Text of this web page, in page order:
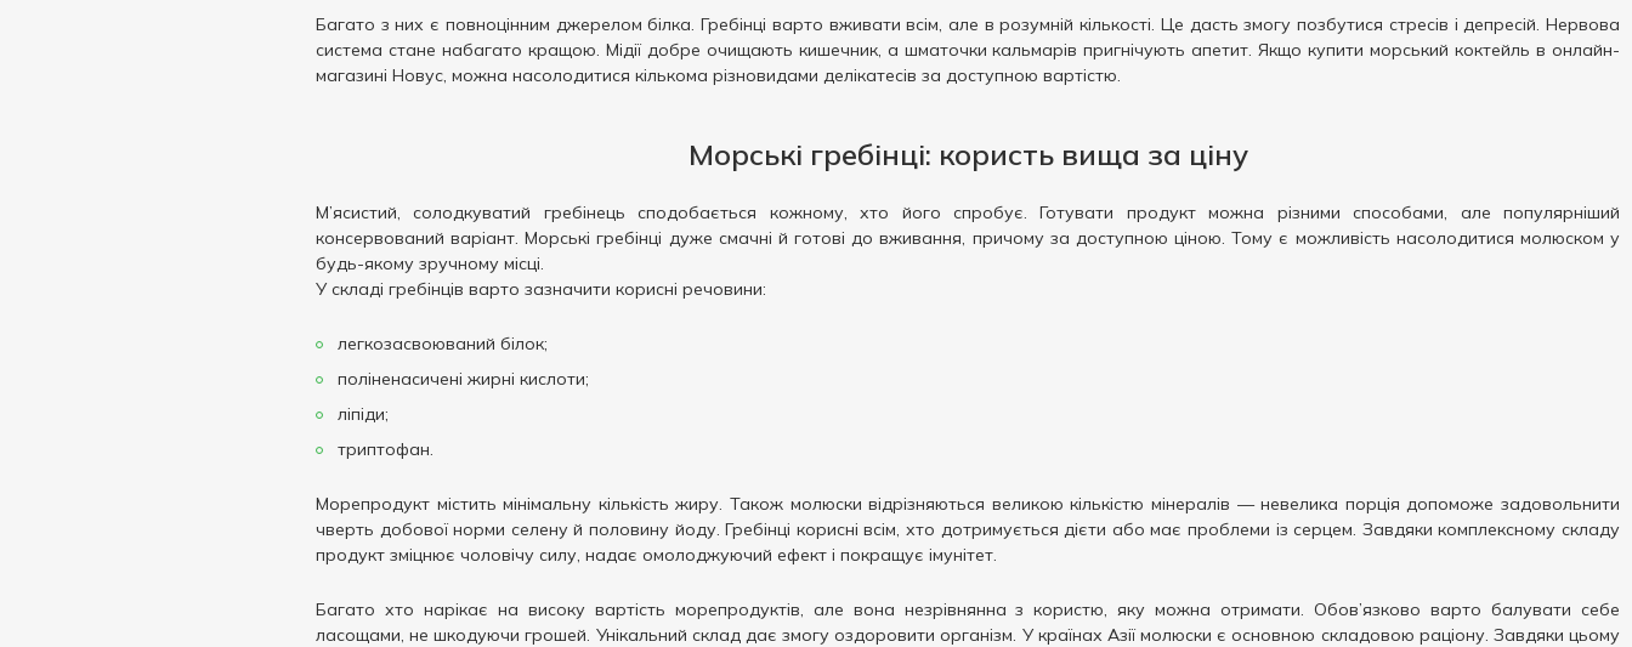
Багато з них є повноцінним джерелом білка. Гребінці варто вживати всім, але в розумній кількості. Це дасть змогу позбутися стресів і депресій. Нервова
система стане набагато кращою. Мідії добре очищають кишечник, а шматочки кальмарів пригнічують апетит. Якщо купити морський коктейль в онлайн-
магазині Новус, можна насолодитися кількома різновидами делікатесів за доступною вартістю.
Морські гребінці: користь вища за ціну
М’ясистий, солодкуватий гребінець сподобається кожному, хто його спробує. Готувати продукт можна різними способами, але популярніший
консервований варіант. Морські гребінці дуже смачні й готові до вживання, причому за доступною ціною. Тому є можливість насолодитися молюском у
будь-якому зручному місці.
У складі гребінців варто зазначити корисні речовини:
легкозасвоюваний білок;
поліненасичені жирні кислоти;
ліпіди;
триптофан.
Морепродукт містить мінімальну кількість жиру. Також молюски відрізняються великою кількістю мінералів — невелика порція допоможе задовольнити
чверть добової норми селену й половину йоду. Гребінці корисні всім, хто дотримується дієти або має проблеми із серцем. Завдяки комплексному складу
продукт зміцнює чоловічу силу, надає омолоджуючий ефект і покращує імунітет.
Багато хто нарікає на високу вартість морепродуктів, але вона незрівнянна з користю, яку можна отримати. Обов’язково варто балувати себе
ласощами, не шкодуючи грошей. Унікальний склад дає змогу оздоровити організм. У країнах Азії молюски є основною складовою раціону. Завдяки цьому